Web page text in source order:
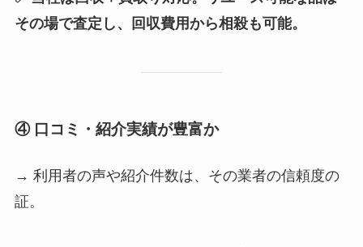
その場で査定し、回収費用から相殺も可能。
④ 口コミ・紹介実績が豊富か
→ 利用者の声や紹介件数は、その業者の信頼度の
証。